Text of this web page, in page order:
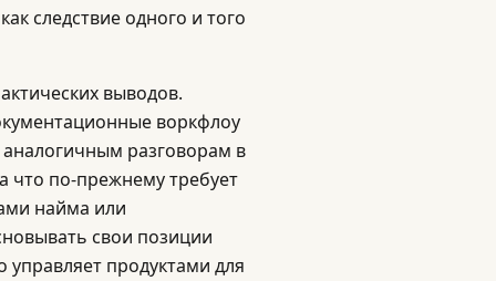
следствие одного и того
выводов.
воркфлоу
разговорам в
что по-прежнему требует
найма или
свои позиции
продуктами для